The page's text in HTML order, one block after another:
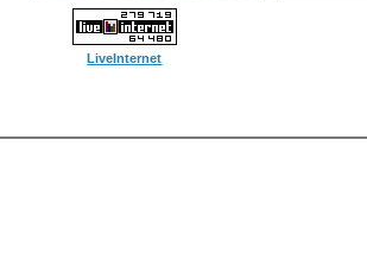
LiveInternet